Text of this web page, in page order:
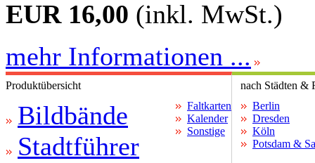
EUR 16,00 (inkl. MwSt.)
mehr Informationen ...
Produktübersicht nach Städten &
Bildbände
Stadtführer
Faltkarten
Kalender
Sonstige
Berlin
Dresden
Köln
Potsdam &